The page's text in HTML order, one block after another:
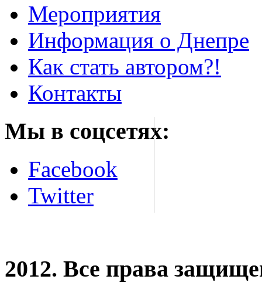
Мероприятия
Информация о Днепре
Как стать автором?!
Контакты
Мы в соцсетях:
Facebook
Twitter
2012. Все права